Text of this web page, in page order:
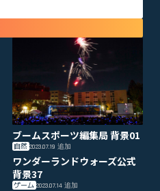
ブームスポーツ編集局 背景01
自然 2023.07.19追加
ワンダーランドウォーズ公式
背景37
ゲーム 2023.07.14追加